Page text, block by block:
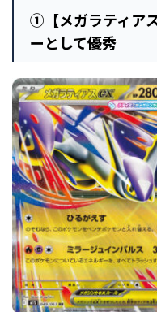
①【メガラティア
ーとして優秀